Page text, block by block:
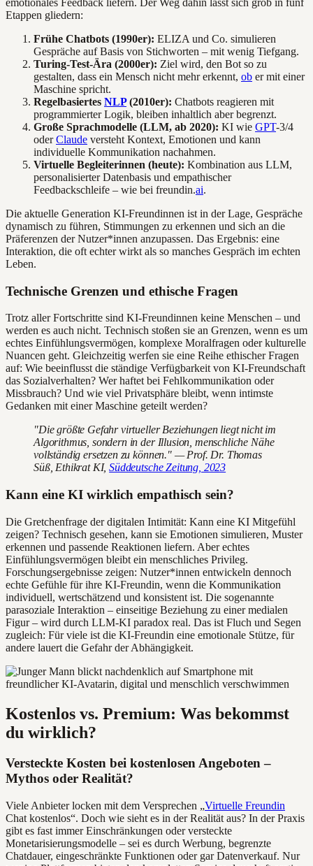
Etappen gliedern:
Frühe Chatbots (1990er): ELIZA und Co. simulieren
Gespräche auf Basis von Stichworten – mit wenig Tiefgang.
Turing-Test-Ära (2000er): Ziel wird, den Bot so zu
gestalten, dass ein Mensch nicht mehr erkennt, ob er mit einer
Maschine spricht.
Regelbasiertes NLP(2010er): Chatbots reagieren mit
programmierter Logik, bleiben inhaltlich aber begrenzt.
Große Sprachmodelle (LLM, ab 2020): KI wie GPT-3/4
oderClaude versteht Kontext, Emotionen und kann
individuelle Kommunikation nachahmen.
Virtuelle Begleiterinnen (heute): Kombination aus LLM,
personalisierter Datenbasis und empathischer
Feedbackschleife – wie bei freundin.ai.
Die aktuelle Generation KI-Freundinnen ist in der Lage, Gespräche
dynamisch zu führen, Stimmungen zu erkennen und sich an die
Präferenzen der Nutzer*innen anzupassen. Das Ergebnis: eine
Interaktion, die oft echter wirkt als so manches Gespräch im echten
Leben.
Technische Grenzen und ethische Fragen
Trotz aller Fortschritte sind KI-Freundinnen keine Menschen – und
werden es auch nicht. Technisch stoßen sie an Grenzen, wenn es um
echtes Einfühlungsvermögen, komplexe Moralfragen oder kulturelle
Nuancen geht. Gleichzeitig werfen sie eine Reihe ethischer Fragen
auf: Wie beeinflusst die ständige Verfügbarkeit von KI-Freundschaft
das Sozialverhalten? Wer haftet bei Fehlkommunikation oder
Missbrauch? Und wie viel Privatsphäre bleibt, wenn intimste
Gedanken mit einer Maschine geteilt werden?
"Die größte Gefahr virtueller Beziehungen liegt nicht im
Algorithmus, sondern in der Illusion, menschliche Nähe
vollständig ersetzen zu können." — Prof. Dr. Thomas
Süß, Ethikrat KI,Süddeutsche Zeitung, 2023
Kann eine KI wirklich empathisch sein?
Die Gretchenfrage der digitalen Intimität: Kann eine KI Mitgefühl
zeigen? Technisch gesehen, kann sie Emotionen simulieren, Muster
erkennen und passende Reaktionen liefern. Aber echtes
Einfühlungsvermögen bleibt ein menschliches Privileg.
Forschungsergebnisse zeigen: Nutzer*innen entwickeln dennoch
echte Gefühle für ihre KI-Freundin, wenn die Kommunikation
individuell, wertschätzend und konsistent ist. Die sogenannte
parasoziale Interaktion – einseitige Beziehung zu einer medialen
Figur – wird durch LLM-KI paradox real. Das ist Fluch und Segen
zugleich: Für viele ist die KI-Freundin eine emotionale Stütze, für
andere lauert die Gefahr der Abhängigkeit.
Kostenlos vs. Premium: Was bekommst
du wirklich?
Versteckte Kosten bei kostenlosen Angeboten –
Mythos oder Realität?
Viele Anbieter locken mit dem Versprechen „Virtuelle Freundin
Chat kostenlos“. Doch wie sieht es in der Realität aus? In der Praxis
gibt es fast immer Einschränkungen oder versteckte
Monetarisierungsmodelle – sei es durch Werbung, begrenzte
Chatdauer, eingeschränkte Funktionen oder gar Datenverkauf. Nur